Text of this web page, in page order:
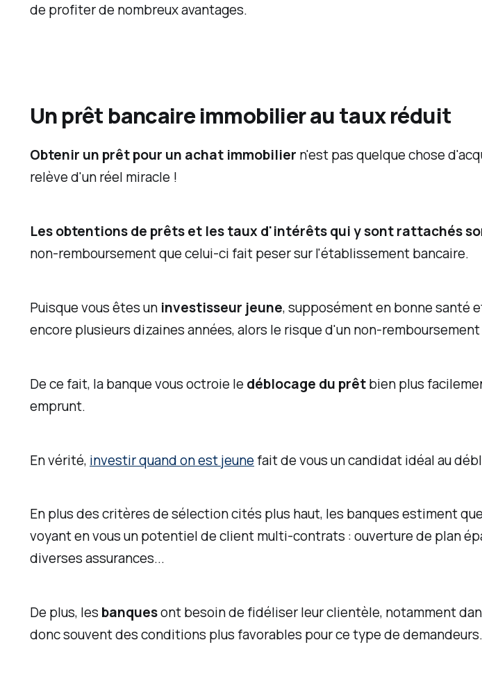
de profiter de nombreux avantages.
Un prêt bancaire immobilier au taux réduit
Obtenir un prêt pour un achat immobilier n'est pas quelque chose
relève d'un réel miracle !
Les obtentions de prêts et les taux d'intérêts qui y sont rattachés
non-remboursement que celui-ci fait peser sur l'établissement bancaire.
Puisque vous êtes un investisseur jeune, supposément en bonne santé
encore plusieurs dizaines années, alors le risque d'un non-
De ce fait, la banque vous octroie le déblocage du prêtbien plus
emprunt.
En vérité, investir quand on est jeunefait de vous un candidat idéal au
En plus des critères de sélection cités plus haut, les banques estiment
voyant en vous un potentiel de client multi-contrats : ouverture de plan
diverses assurances...
De plus, les banquesont besoin de fidéliser leur clientèle, notamment
donc souvent des conditions plus favorables pour ce type de demandeurs.
v
s
t
s
e
n
s
f
a
c
i
e
,
j